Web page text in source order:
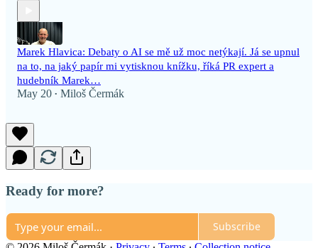
Marek Hlavica: Debaty o AI se mě už moc netýkají. Já se upnul
na to, na jaký papír mi vytisknou knížku, říká PR expert a
hudebník Marek…
May 20 • Miloš Čermák
Ready for more?
Subscribe